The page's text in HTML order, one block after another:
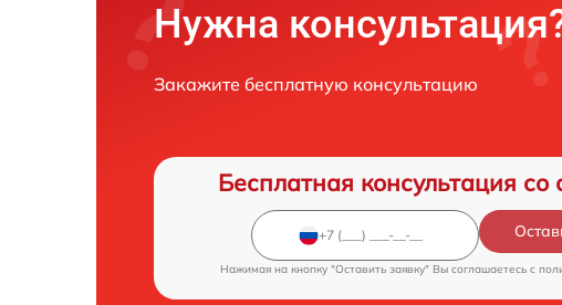
Нужна
Закажите бесплатную консультацию
Бесплатная консультация со
Нажимая на кнопку "Оставить заявку" Вы соглашаетесь c